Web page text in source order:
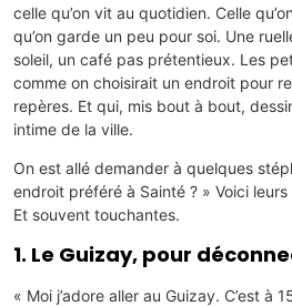
celle qu’on vit au quotidien. Celle
qu’on garde un peu pour soi. Une
soleil, un café pas prétentieux. Les
comme on choisirait un endroit pour
repères. Et qui, mis bout à bout,
intime de la ville.
On est allé demander à quelques
endroit préféré à Sainté ? » Voici
Et souvent touchantes.
1. Le Guizay, pour
« Moi j’adore aller au Guizay. C’est à